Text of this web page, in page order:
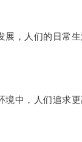
，人们的日常生
中，人们追求更